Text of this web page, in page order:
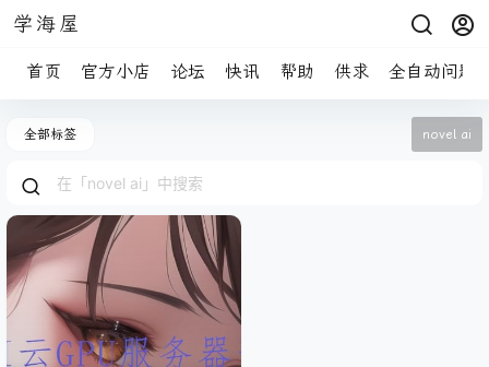
学海屋
首页 官方小店 论坛 快讯 帮助 供求 全自动问题
全部标签 novel ai